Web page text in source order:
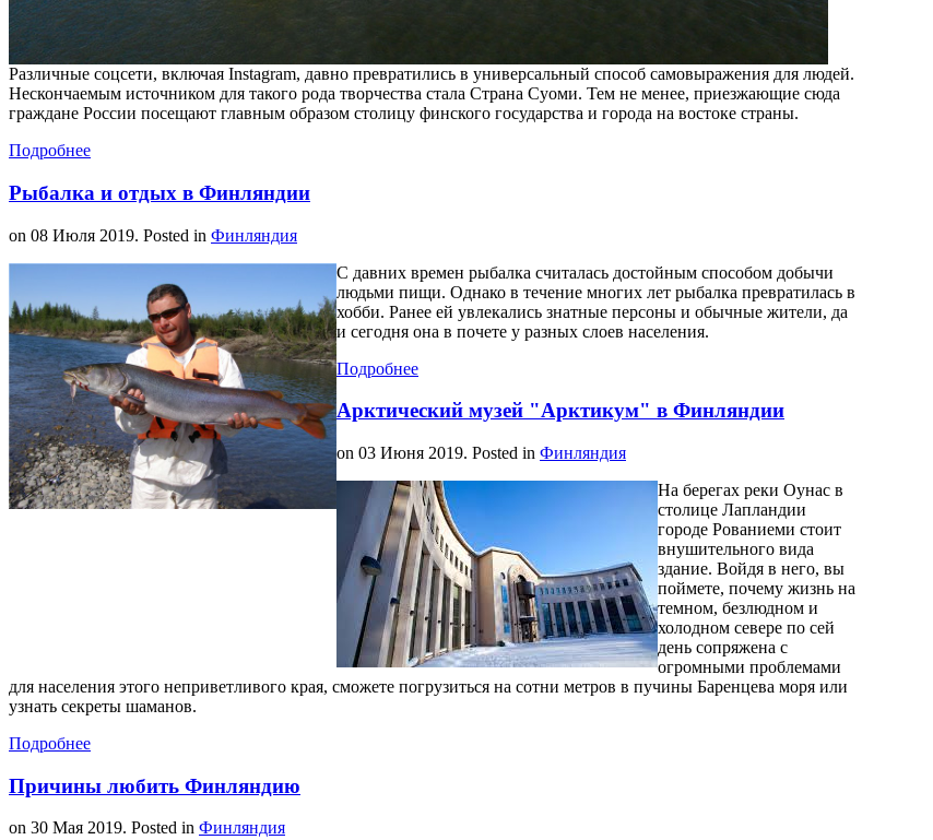
Различные соцсети, включая Instagram, давно превратились в универсальный способ самовыражения для людей.
Нескончаемым источником для такого рода творчества стала Страна Суоми. Тем не менее, приезжающие сюда
граждане России посещают главным образом столицу финского государства и города на востоке страны.
Подробнее
Рыбалка и отдых в Финляндии
on 08 Июля 2019. Posted in Финляндия
С давних времен рыбалка считалась достойным способом добычи
людьми пищи. Однако в течение многих лет рыбалка превратилась в
хобби. Ранее ей увлекались знатные персоны и обычные жители, да
и сегодня она в почете у разных слоев населения.
Подробнее
Арктический музей "Арктикум" в Финляндии
on 03 Июня 2019. Posted in Финляндия
На берегах реки Оунас в
столице Лапландии
городе Рованиеми стоит
внушительного вида
здание. Войдя в него, вы
поймете, почему жизнь на
темном, безлюдном и
холодном севере по сей
день сопряжена с
огромными проблемами
для населения этого неприветливого края, сможете погрузиться на сотни метров в пучины Баренцева моря или
узнать секреты шаманов.
Подробнее
Причины любить Финляндию
on 30 Мая 2019. Posted in Финляндия